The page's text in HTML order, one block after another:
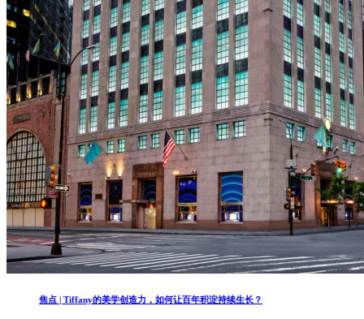
焦点 | Tiffany的美学创造力，如何让百年积淀持续生长？